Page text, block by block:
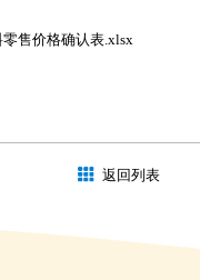
售价格确认表.xlsx
返回列表